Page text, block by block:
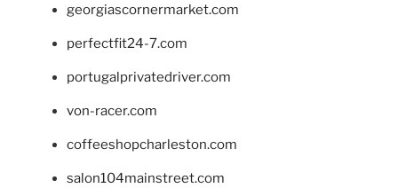
georgiascornermarket.com
perfectfit24-7.com
portugalprivatedriver.com
von-racer.com
coffeeshopcharleston.com
salon104mainstreet.com